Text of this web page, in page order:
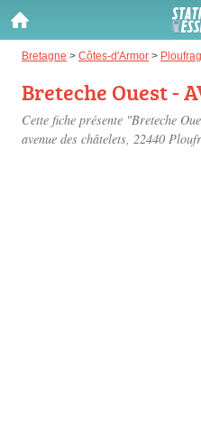
Bretagne > Côtes-d'Armor >
Breteche Ouest -
Cette fiche présente "Breteche
avenue des châtelets, 22440
Gazole :
Disponible
SP 98 :